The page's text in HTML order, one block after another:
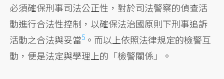
必須確保刑事司法公正性，對於司法警察的偵查活
動進行合法性控制，以確保法治國原則下刑事追訴
活動之合法與妥當5 。而以上依照法律規定的檢警互
動，便是法定與學理上的「檢警關係」。